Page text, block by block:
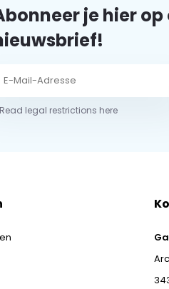
je hier op
legal restrictions here